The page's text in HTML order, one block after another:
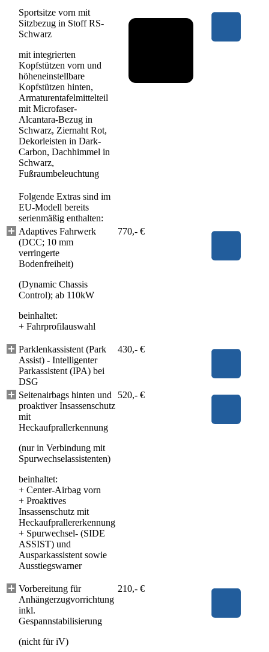
Sportsitze vorn mit
Sitzbezug in Stoff RS-
Schwarz
mit integrierten
Kopfstützen vorn und
höheneinstellbare
Kopfstützen hinten,
Armaturentafelmittelteil
mit Microfaser-
Alcantara-Bezug in
Schwarz, Ziernaht Rot,
Dekorleisten in Dark-
Carbon, Dachhimmel in
Schwarz,
Fußraumbeleuchtung
Folgende Extras sind im
EU-Modell bereits
serienmäßig enthalten:
Adaptives Fahrwerk
(DCC; 10 mm
verringerte
Bodenfreiheit)
(Dynamic Chassis
Control); ab 110kW
beinhaltet:
+ Fahrprofilauswahl
770,- €
Parklenkassistent (Park
Assist) - Intelligenter
Parkassistent (IPA) bei
DSG
430,- €
Seitenairbags hinten und
proaktiver Insassenschutz
mit
Heckaufprallerkennung
(nur in Verbindung mit
Spurwechselassistenten)
beinhaltet:
+ Center-Airbag vorn
+ Proaktives
Insassenschutz mit
Heckaufprallererkennung
+ Spurwechsel- (SIDE
ASSIST) und
Ausparkassistent sowie
Ausstiegswarner
520,- €
Vorbereitung für
Anhängerzugvorrichtung
inkl.
Gespannstabilisierung
(nicht für iV)
210,- €